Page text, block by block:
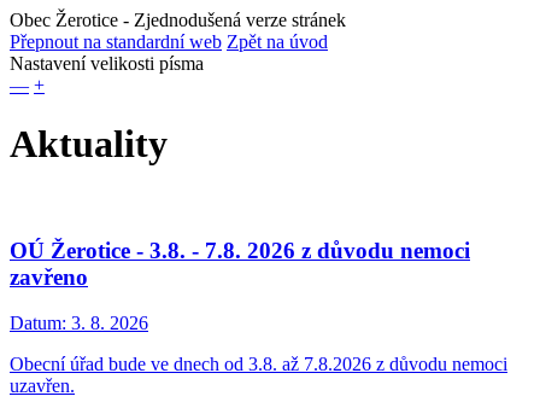
Obec Žerotice - Zjednodušená verze stránek
Přepnout na standardní web Zpět na úvod
Nastavení velikosti písma
— +
Aktuality
OÚ Žerotice - 3.8. - 7.8. 2026 z důvodu nemoci
zavřeno
Datum: 3. 8. 2026
Obecní úřad bude ve dnech od 3.8. až 7.8.2026 z důvodu nemoci
uzavřen.